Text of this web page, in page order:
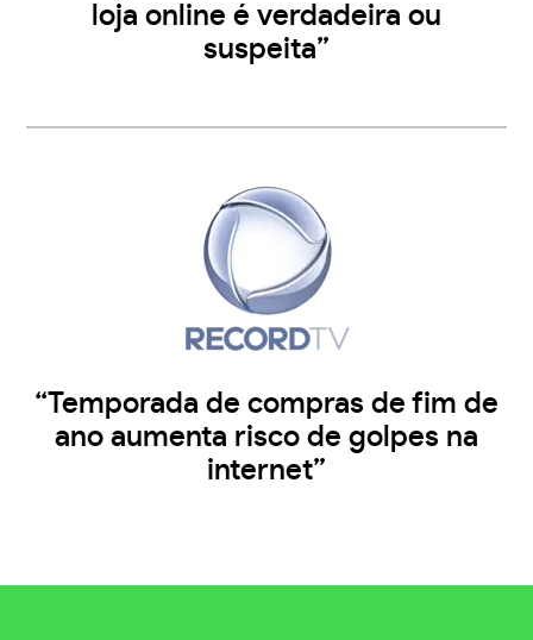
loja online é verdadeira ou
suspeita”
“Temporada de compras de fim de
ano aumenta risco de golpes na
internet”